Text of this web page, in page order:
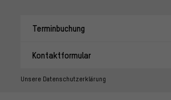
Terminbuchung
Kontaktformular
Unsere Datenschutzerklärung